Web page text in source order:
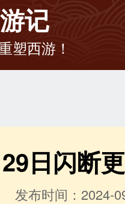
记
塑西游！
日闪断
发布时间：2024-